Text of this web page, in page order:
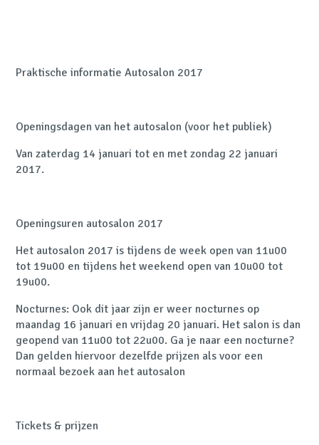
Praktische informatie Autosalon 2017
Openingsdagen van het autosalon (voor het publiek)
Van zaterdag 14 januari tot en met zondag 22 januari
2017.
Openingsuren autosalon 2017
Het autosalon 2017 is tijdens de week open van 11u00
tot 19u00 en tijdens het weekend open van 10u00 tot
19u00.
Nocturnes: Ook dit jaar zijn er weer nocturnes op
maandag 16 januari en vrijdag 20 januari. Het salon is dan
geopend van 11u00 tot 22u00. Ga je naar een nocturne?
Dan gelden hiervoor dezelfde prijzen als voor een
normaal bezoek aan het autosalon
Tickets & prijzen